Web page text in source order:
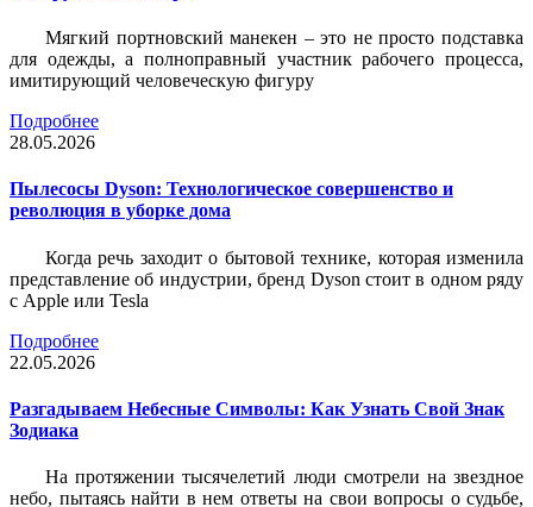
Мягкий портновский манекен – это не просто подставка
для одежды, а полноправный участник рабочего процесса,
имитирующий человеческую фигуру
Подробнее
28.05.2026
Пылесосы Dyson: Технологическое совершенство и
революция в уборке дома
Когда речь заходит о бытовой технике, которая изменила
представление об индустрии, бренд Dyson стоит в одном ряду
с Apple или Tesla
Подробнее
22.05.2026
Разгадываем Небесные Символы: Как Узнать Свой Знак
Зодиака
На протяжении тысячелетий люди смотрели на звездное
небо, пытаясь найти в нем ответы на свои вопросы о судьбе,